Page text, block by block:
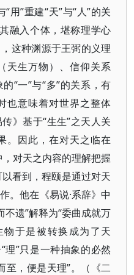
“用”重建“天”与“人”的关
融入个体，堪称理学心
这种渊源于王弼的义理
天生万物）、信仰关系
“一”与“多”的关系，有
也意味着对世界之整体
》基于“生生”之天人关
。因此，在对天之临在
对天之内容的理解把握
看到，程颐是通过对天
。他在《易说·系辞》中
不遗”解释为“委曲成就万
于是被转换成为了天
理”只是一种抽象的必然
至，便是天理”。（《二